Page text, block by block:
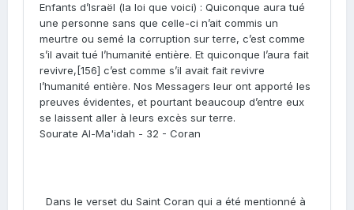
Enfants d’Israël (la loi que voici) : Quiconque aura tué
une personne sans que celle-ci n’ait commis un
meurtre ou semé la corruption sur terre, c’est comme
s’il avait tué l’humanité entière. Et quiconque l’aura fait
revivre,[156] c’est comme s’il avait fait revivre
l’humanité entière. Nos Messagers leur ont apporté les
preuves évidentes, et pourtant beaucoup d’entre eux
se laissent aller à leurs excès sur terre.
Sourate Al-Ma'idah - 32 - Coran
Dans le verset du Saint Coran qui a été mentionné à